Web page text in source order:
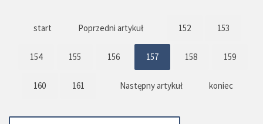
start Poprzedni artykuł 152 153
154 155 156 157 158 159
160 161 Następny artykuł koniec